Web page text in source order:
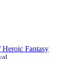
Heroic Fantasy